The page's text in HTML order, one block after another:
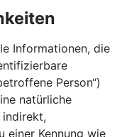
Informationen, die
Person“)
natürliche
indirekt,
einer Kennung wie